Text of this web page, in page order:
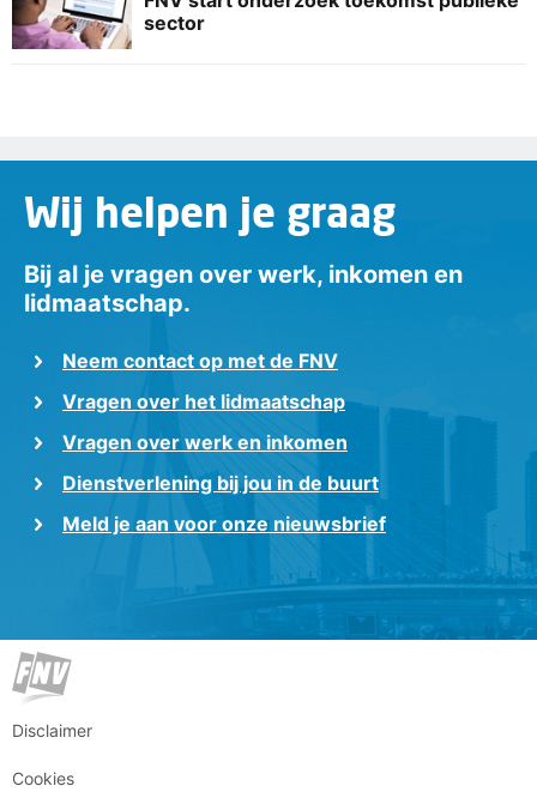
sector
Wij helpen je graag
Bij al je vragen over werk, inkomen en
lidmaatschap.
Neem contact op met de FNV
Vragen over het lidmaatschap
Vragen over werk en inkomen
Dienstverlening bij jou in de buurt
Meld je aan voor onze nieuwsbrief
Disclaimer
Cookies